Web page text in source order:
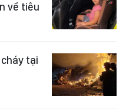
về tiêu
tại